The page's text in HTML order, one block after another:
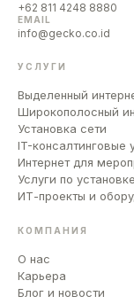
+62 811 4248 8880
EMAIL
info@gecko.co.id
УСЛУГИ
Выделенный
Широкополосный
Установка сети
IT-консалтинговые
Интернет для
Услуги по
ИТ-проекты и
КОМПАНИЯ
О нас
Карьера
Блог и новости